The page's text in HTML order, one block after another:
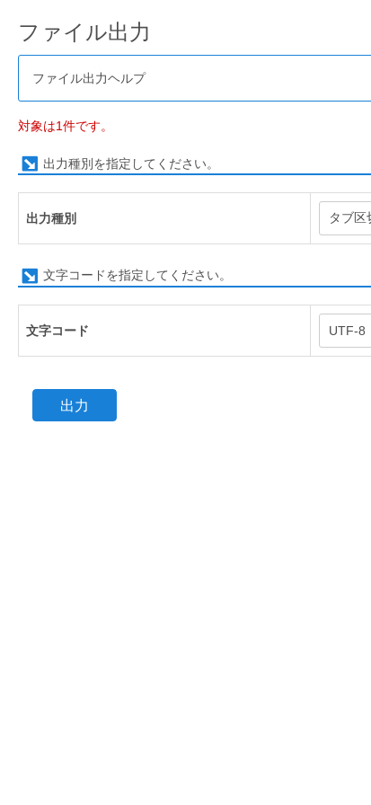
ファイル出力
ファイル出力ヘルプ
対象は1件です。
出力種別を指定してください。
出力種別
文字コードを指定してください。
文字コード